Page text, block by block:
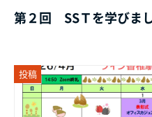
第２回 SSＴを学びま
投稿